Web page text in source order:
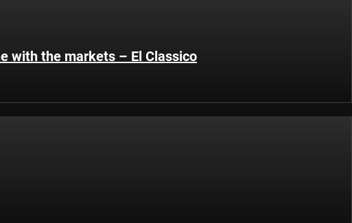
with the markets – El Classico